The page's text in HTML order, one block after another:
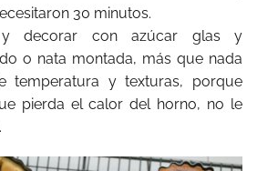
30 minutos.
y decorar con azúcar glas y
o nata montada, más que nada
temperatura y texturas, porque
pierda el calor del horno, no le